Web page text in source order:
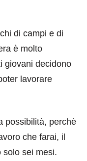
di campi e di
è molto
giovani decidono
lavorare
possibilità, perchè
che farai, il
solo sei mesi.